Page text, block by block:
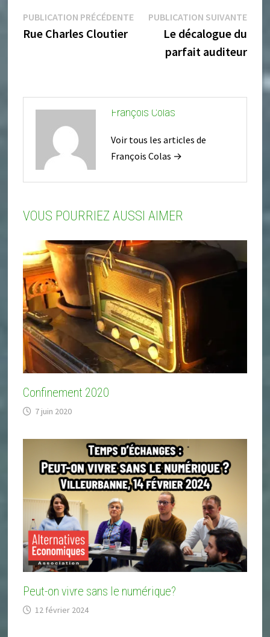
Navigation
de
l’article
PUBLICATION PRÉCÉDENTEPublication
précédente :
Rue Charles Cloutier
PUBLICATION SUIVANTE
Le décalogue du
parfait auditeur
François Colas
Voir tous les articles de
François Colas →
VOUS POURRIEZ AUSSI AIMER
Confinement 2020
7 juin 2020
Peut-on vivre sans le numérique?
12 février 2024